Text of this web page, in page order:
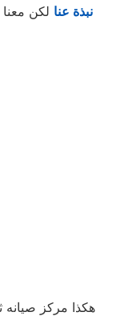
نبذة عنا لكن
هكذا مركز صيانه